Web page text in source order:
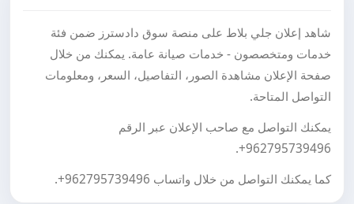
شاهد إعلان جلي بلاط على منصة سوق دادسترز ضمن فئة
خدمات ومتخصصون - خدمات صيانة عامة. يمكنك من خلال
صفحة الإعلان مشاهدة الصور، التفاصيل، السعر، ومعلومات
التواصل المتاحة.
يمكنك التواصل مع صاحب الإعلان عبر الرقم
+962795739496
.
كما يمكنك التواصل من خلال واتساب +962795739496
.